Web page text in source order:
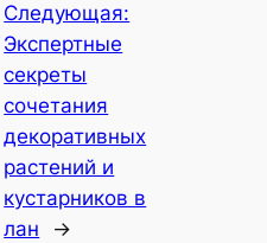
Следующая:
Экспертные
секреты
сочетания
декоративных
растений и
кустарников в
лан
→